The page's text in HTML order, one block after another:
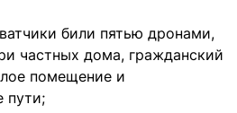
били пятью дронами,
частных дома, гражданский
помещение и
пути;